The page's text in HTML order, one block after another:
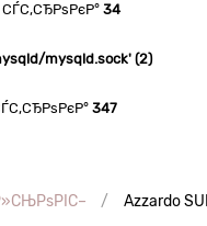
СЃС‚СЂРѕРєР°34
mysqld.sock' (2)
347
Azzardo